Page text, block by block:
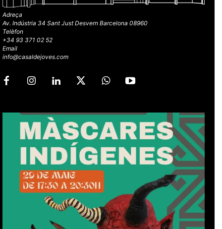
Adreça
Av. Indústria 34 Sant Just Desvern Barcelona 08960
Telèfon
+34 93 371 02 52
Email
info@casaldejoves.com